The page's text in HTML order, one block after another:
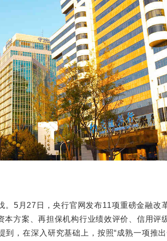
5月27日，央行官网发布11项重磅金融改
本方案、再担保机构行业绩效评价、信用评
，在深入研究基础上，按照“成熟一项推出